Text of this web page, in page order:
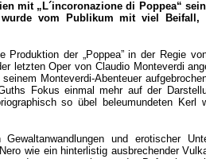
mit „L´incoronazione di Poppea“
wurde vom Publikum mit viel
der „Poppea” in der Regie
letzten Oper von Claudio Monteverdi
Monteverdi-Abenteuer
Fokus einmal mehr auf der
so übel beleumundeten Kerl
und erotischer
wie ein hinterlistig ausbrechender